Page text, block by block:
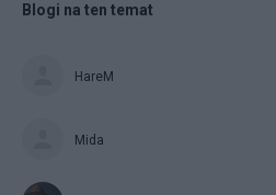
Blogi na ten temat
HareM
Mida